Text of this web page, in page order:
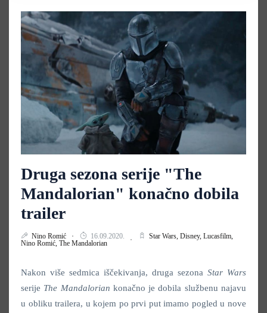
Druga sezona serije "The
Mandalorian" konačno dobila
trailer
Nino Romić 16.09.2020. Star Wars, Disney, Lucasfilm,
Nino Romić, The Mandalorian
Nakon više sedmica iščekivanja, druga sezona Star Wars
serije The Mandalorian konačno je dobila službenu najavu
u obliku trailera, u kojem po prvi put imamo pogled u nove